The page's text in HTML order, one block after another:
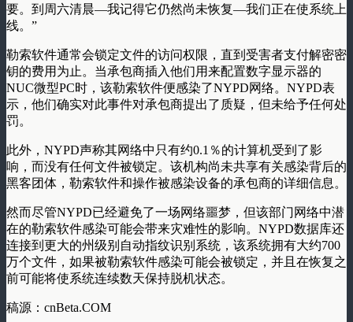
要。到周六清晨—我记得它仍然尚未恢复—我们正在使系统上
线。”
勒索软件通常会锁定文件的访问权限，直到受害者支付解密密
钥的费用为止。当承包商插入他们用来配置数字显示器的
NUC微型PC时，该勒索软件便感染了NYPD网络。NYPD表
示，他们确实对此事件对承包商提出了质疑，但未给予任何处
罚。
此外，NYPD声称其网络中只有约0.1％的计算机受到了影
响，而没有任何文件被锁定。该机构尚未共享有关感染背后的
黑客团体，勒索软件和操作被感染设备的承包商的详细信息。
然而尽管NYPD已经避免了一场网络噩梦，但该部门网络中潜
在的勒索软件感染可能会带来灾难性的影响。NYPD数据库还
连接到更大的州级别自动指纹识别系统，该系统拥有大约700
万个文件，如果被勒索软件感染可能会被锁定，并且在恢复之
前可能将使系统连续数天保持脱机状态。
稿源：cnBeta.COM